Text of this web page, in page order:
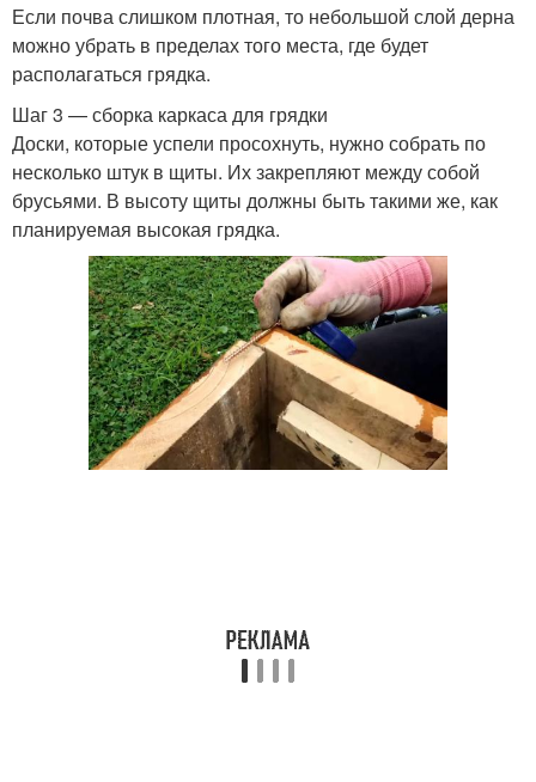
Если почва слишком плотная, то небольшой слой дерна
можно убрать в пределах того места, где будет
располагаться грядка.
Шаг 3 — сборка каркаса для грядки
Доски, которые успели просохнуть, нужно собрать по
несколько штук в щиты. Их закрепляют между собой
брусьями. В высоту щиты должны быть такими же, как
планируемая высокая грядка.